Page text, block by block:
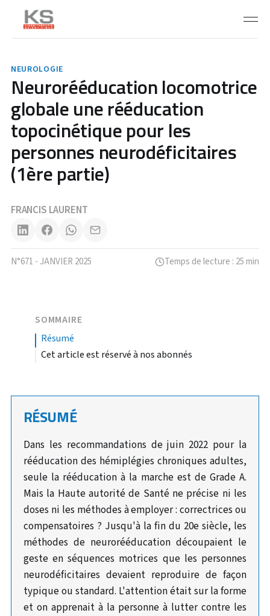
NEUROLOGIE
Neurorééducation locomotrice
globale une rééducation
topocinétique pour les
personnes neurodéficitaires
(1ère partie)
FRANCIS LAURENT
N°671 - JANVIER 2025 Temps de lecture : 25 min
SOMMAIRE
résumé
Cet article est réservé à nos abonnés
RÉSUMÉ
Dans les recommandations de juin 2022 pour la
rééducation des hémiplégies chroniques adultes,
seule la rééducation à la marche est de Grade A.
Mais la Haute autorité de Santé ne précise ni les
doses ni les méthodes à employer : correctrices ou
compensatoires ? Jusqu'à la fin du 20e siècle, les
méthodes de neurorééducation découpaient le
geste en séquences motrices que les personnes
neurodéficitaires devaient reproduire de façon
typique ou standard. L'attention était sur la forme
et on apprenait à la personne à lutter contre les